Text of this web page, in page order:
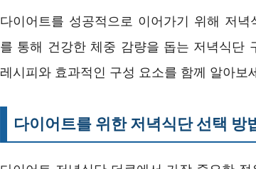
다이어트를 성공적으로 이어가기 위해 저
를 통해 건강한 체중 감량을 돕는 저녁식단
레시피와 효과적인 구성 요소를 함께 알아보
다이어트를 위한 저녁식단 선택 방